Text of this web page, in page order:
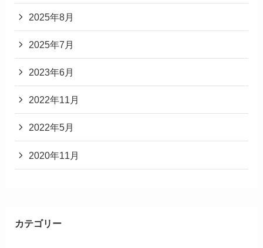
2025年8月
2025年7月
2023年6月
2022年11月
2022年5月
2020年11月
カテゴリー